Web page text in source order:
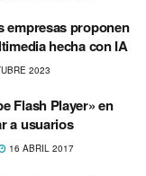
empresas proponen
hecha con IA
2023
Flash Player» en
a usuarios
16 ABRIL 2017